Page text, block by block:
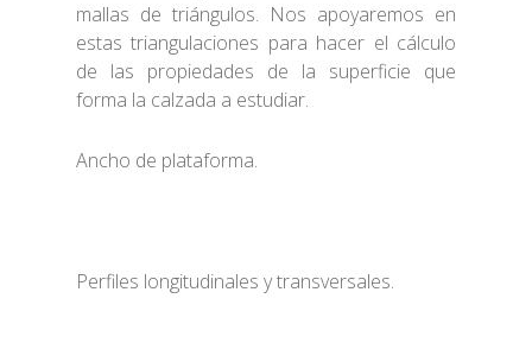
mallas de triángulos. Nos apoyaremos en
estas triangulaciones para hacer el cálculo
de las propiedades de la superficie que
forma la calzada a estudiar.
Ancho de plataforma.
Perfiles longitudinales y transversales.